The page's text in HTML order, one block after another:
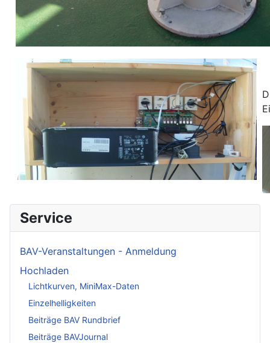
Service
BAV-Veranstaltungen - Anmeldung
Hochladen
Lichtkurven, MiniMax-Daten
Einzelhelligkeiten
Beiträge BAV Rundbrief
Beiträge BAVJournal